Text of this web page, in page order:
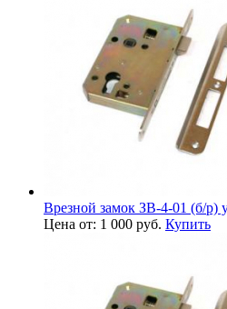
Врезной замок ЗВ-4-01 (б/р)
Цена от: 1 000 руб. Купить